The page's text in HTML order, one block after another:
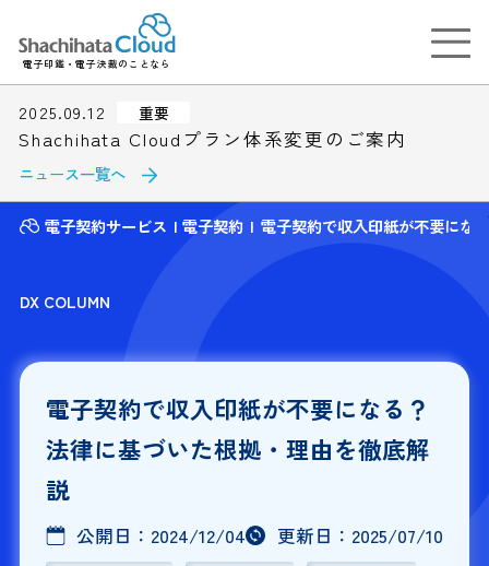
電子印鑑・電子決裁のことなら
2025.09.12 重要
Shachihata Cloudプラン体系変更のご案内
ニュース一覧へ
電子契約サービス 電子契約 電子契約で収入印紙が不要にな
DX COLUMN
電子契約で収入印紙が不要になる？
法律に基づいた根拠・理由を徹底解
説
公開日： 2024/12/04 更新日： 2025/07/10